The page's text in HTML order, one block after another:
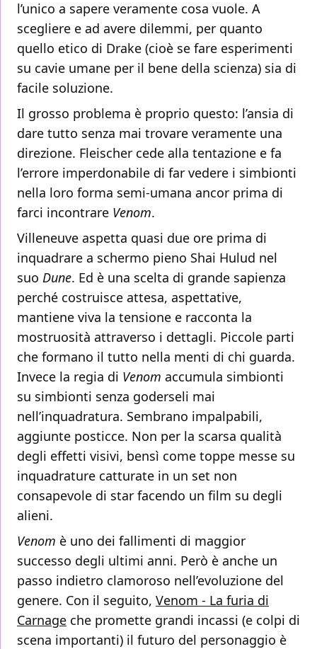
l’unico a sapere veramente cosa vuole. A
scegliere e ad avere dilemmi, per quanto
quello etico di Drake (cioè se fare esperimenti
su cavie umane per il bene della scienza) sia di
facile soluzione.
Il grosso problema è proprio questo: l’ansia di
dare tutto senza mai trovare veramente una
direzione. Fleischer cede alla tentazione e fa
l’errore imperdonabile di far vedere i simbionti
nella loro forma semi-umana ancor prima di
farci incontrare Venom.
Villeneuve aspetta quasi due ore prima di
inquadrare a schermo pieno Shai Hulud nel
suo Dune. Ed è una scelta di grande sapienza
perché costruisce attesa, aspettative,
mantiene viva la tensione e racconta la
mostruosità attraverso i dettagli. Piccole parti
che formano il tutto nella menti di chi guarda.
Invece la regia di Venom accumula simbionti
su simbionti senza goderseli mai
nell’inquadratura. Sembrano impalpabili,
aggiunte posticce. Non per la scarsa qualità
degli effetti visivi, bensì come toppe messe su
inquadrature catturate in un set non
consapevole di star facendo un film su degli
alieni.
Venom è uno dei fallimenti di maggior
successo degli ultimi anni. Però è anche un
passo indietro clamoroso nell’evoluzione del
genere. Con il seguito, Venom - La furia di
Carnage che promette grandi incassi (e colpi di
scena importanti) il futuro del personaggio è